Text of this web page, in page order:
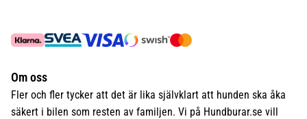
Om oss
Fler och fler tycker att det är lika självklart att hunden ska åka
säkert i bilen som resten av familjen. Vi på Hundburar.se vill